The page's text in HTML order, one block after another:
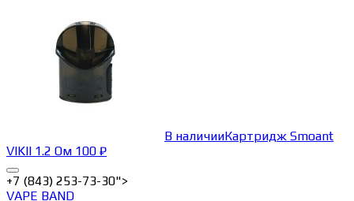
В наличииКартридж Smoant
VIKII 1.2 Ом 100 ₽
+7 (843) 253-73-30">
VAPE BAND